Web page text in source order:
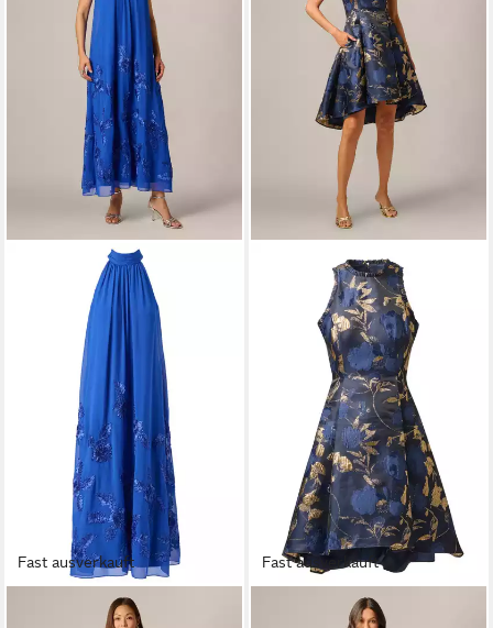
Fast ausverkauft
ADRIANNA PAPELL
Fast ausverkauft
ADRIANNA PAPELL